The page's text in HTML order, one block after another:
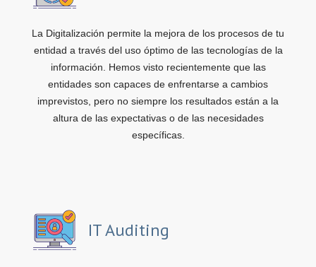
La Digitalización permite la mejora de los procesos de tu
entidad a través del uso óptimo de las tecnologías de la
información. Hemos visto recientemente que las
entidades son capaces de enfrentarse a cambios
imprevistos, pero no siempre los resultados están a la
altura de las expectativas o de las necesidades
específicas.
IT Auditing